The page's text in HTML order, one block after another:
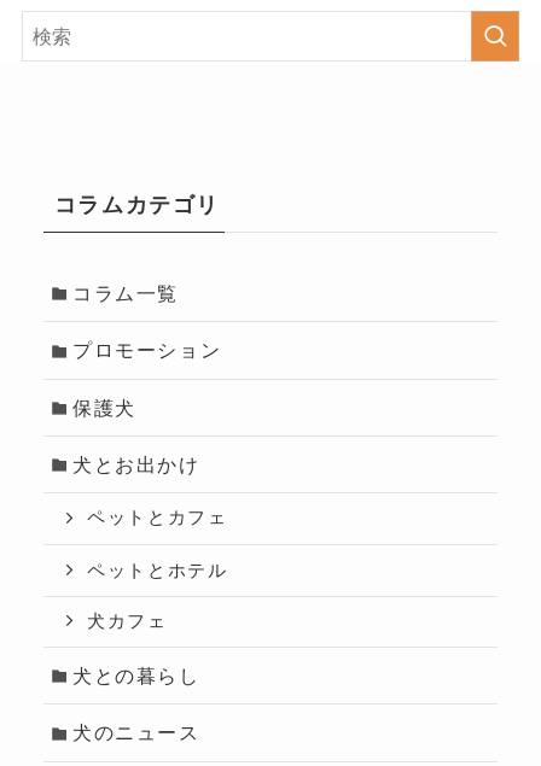
コラムカテゴリ
コラム一覧
プロモーション
保護犬
犬とお出かけ
ペットとカフェ
ペットとホテル
犬カフェ
犬との暮らし
犬のニュース